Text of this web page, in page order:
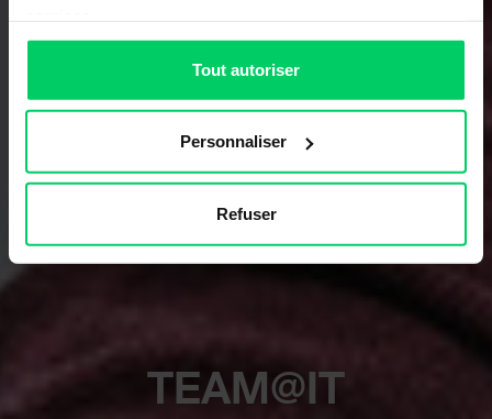
Tout autoriser
Personnaliser
Refuser
TEAM@IT